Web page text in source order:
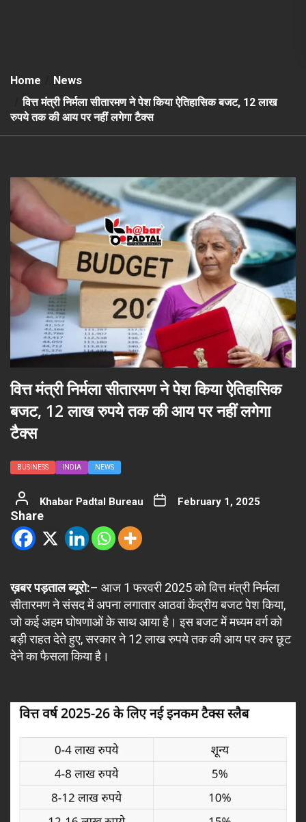
Home
News
वित्त मंत्री निर्मला सीतारमण ने पेश किया ऐतिहासिक बजट, 12 लाख
रुपये तक की आय पर नहीं लगेगा टैक्स
वित्त मंत्री निर्मला सीतारमण ने पेश किया ऐतिहासिक
बजट, 12 लाख रुपये तक की आय पर नहीं लगेगा
टैक्स
BUSINESS INDIA NEWS
Khabar Padtal Bureau February 1, 2025
Share
ख़बर पड़ताल ब्यूरो:– आज 1 फरवरी 2025 को वित्त मंत्री निर्मला
सीतारमण ने संसद में अपना लगातार आठवां केंद्रीय बजट पेश किया,
जो कई अहम घोषणाओं के साथ आया है। इस बजट में मध्यम वर्ग को
बड़ी राहत देते हुए, सरकार ने 12 लाख रुपये तक की आय पर कर छूट
देने का फैसला किया है।